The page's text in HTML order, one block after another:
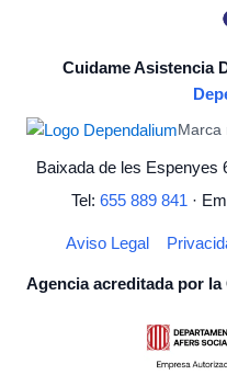
Cuidame Asistencia
Marca
Baixada de les Espenyes
Tel: 655 889 841 ·
Aviso Legal
Agencia acreditada por